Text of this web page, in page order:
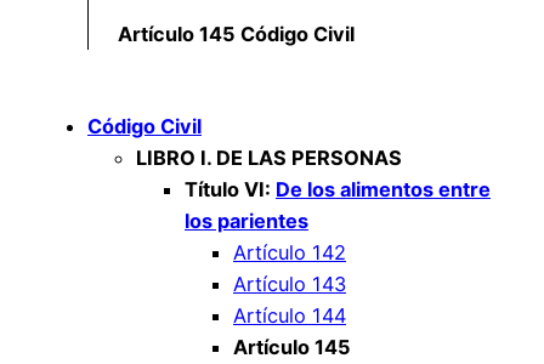
Artículo 145 Código Civil
Código Civil
LIBRO I. DE LAS PERSONAS
Título VI: De los alimentos entre
los parientes
Artículo 142
Artículo 143
Artículo 144
Artículo 145